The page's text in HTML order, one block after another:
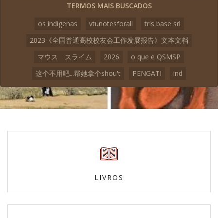
TERMOS MAIS BUSCADOS
os indigenas
vtunotesforall
tris base srl
2023《全国普通高校校友会工作发展报告》文本文档
マウス スライム
2026
o que e QSMSP
这个不用吧...帮她拿个shou't
PENGATI ind
LIVROS